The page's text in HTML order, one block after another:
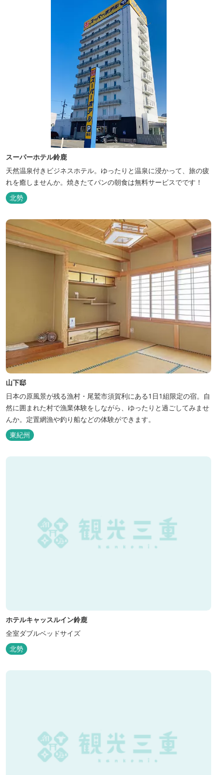
スーパーホテル鈴鹿
天然温泉付きビジネスホテル。ゆったりと温泉に浸かって、旅の疲
れを癒しませんか。焼きたてパンの朝食は無料サービスでです！
北勢
山下邸
日本の原風景が残る漁村・尾鷲市須賀利にある1日1組限定の宿。自
然に囲まれた村で漁業体験をしながら、ゆったりと過ごしてみませ
んか。定置網漁や釣り船などの体験ができます。
東紀州
ホテルキャッスルイン鈴鹿
全室ダブルベッドサイズ
北勢